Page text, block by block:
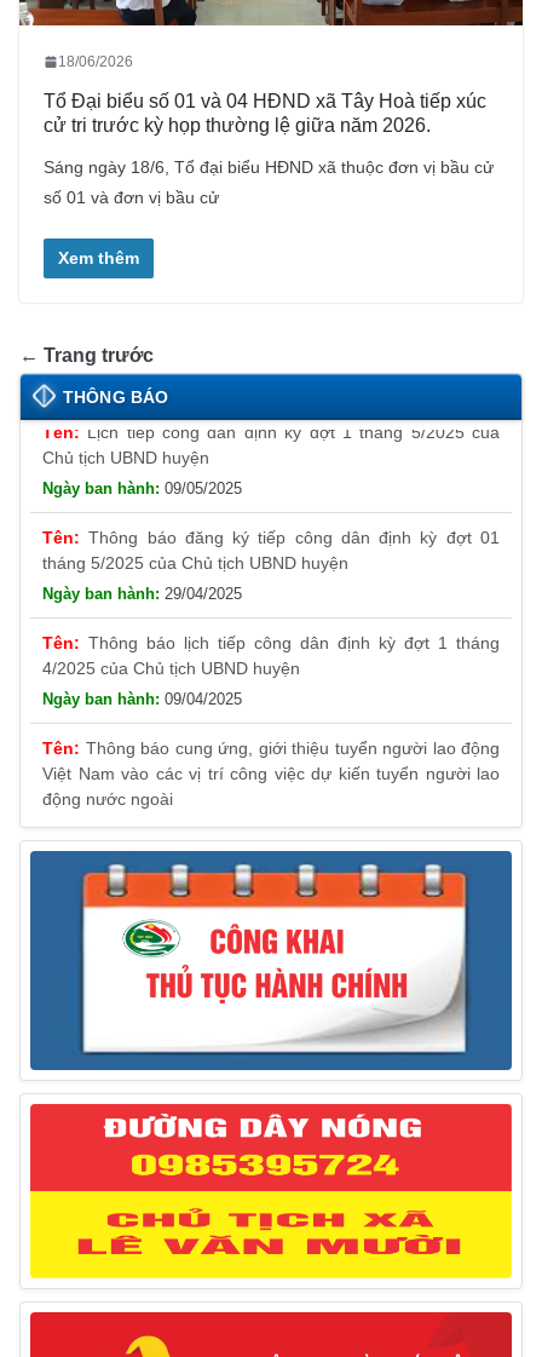
18/06/2026
Tổ Đại biểu số 01 và 04 HĐND xã Tây Hoà tiếp xúc
cử tri trước kỳ họp thường lệ giữa năm 2026.
Sáng ngày 18/6, Tổ đại biểu HĐND xã thuộc đơn vị bầu cử
số 01 và đơn vị bầu cử
Xem thêm
← Trang trước
THÔNG BÁO
Lịch tiếp công dân định kỳ đợt 1 tháng 5/2025 của
Chủ tịch UBND huyện
09/05/2025
Thông báo đăng ký tiếp công dân định kỳ đợt 01
29/04/2025
Thông báo lịch tiếp công dân định kỳ đợt 1 tháng
09/04/2025
Thông báo cung ứng, giới thiệu tuyển người lao động
động nước ngoài
31/03/2025
Thông báo treo cờ Tổ quốc nhân kỷ niệm 50 năm
Ngày giải phóng tỉnh Phú Yên (01/4/1975 – 01/4/2025)
28/03/2025
Thông báo giới thiệu, cung ứng lao động Việt Nam
cho Liên danh Hengtong International Engineering Co.,Ltd
27/03/2025
Thông báo đăng ký tiếp công dân định kỳ đợt 02
tháng 3/2025 của Chủ tịch UBND huyện
12/03/2025
Thông báo lịch công tác của Chủ tịch, các Phó Chủ
tịch UBND huyện và Phó Chủ tịch Hội đồng nhân dân
huyện (Từ ngày 10/3/2025 – 14/3/2025)
10/03/2025
hiện biện pháp khắc phục hậu quả trong lĩnh vực đất đai